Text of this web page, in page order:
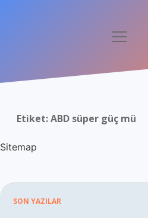
Hakkımızda
menüyü
Etiket:ABD süper güç mü
Sitemap
Sidebar
SON YAZILAR